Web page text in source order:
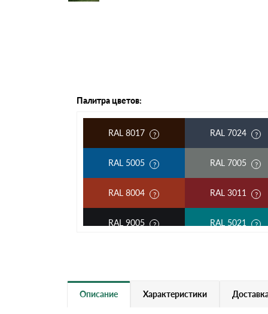
Палитра цветов:
RAL 8017 RAL 7024
RAL 5005 RAL 7005
RAL 8004 RAL 3011
RAL 9005 RAL 5021
RAL 6002
Описание Характеристики